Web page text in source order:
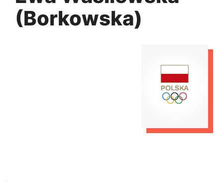
(Borkowska)